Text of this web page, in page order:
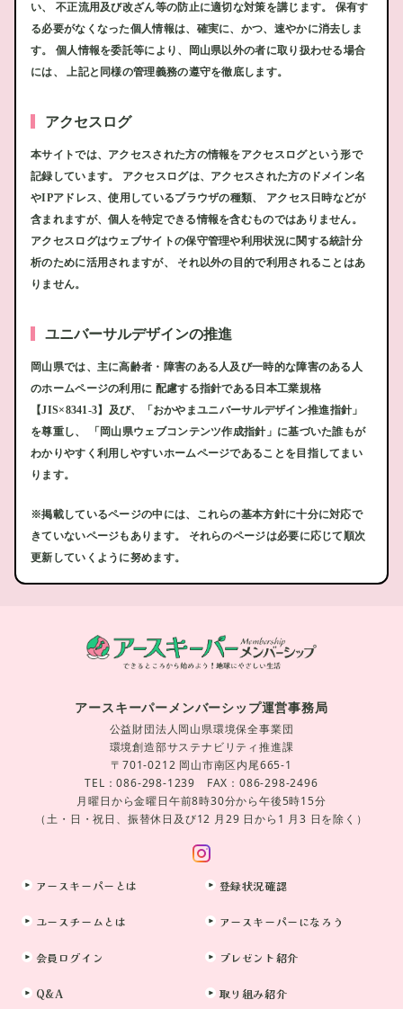
い、 不正流用及び改ざん等の防止に適切な対策を講じます。 保有す
る必要がなくなった個人情報は、確実に、かつ、速やかに消去しま
す。 個人情報を委託等により、岡山県以外の者に取り扱わせる場合
には、 上記と同様の管理義務の遵守を徹底します。
アクセスログ
本サイトでは、アクセスされた方の情報をアクセスログという形で
記録しています。 アクセスログは、アクセスされた方のドメイン名
やIPアドレス、使用しているブラウザの種類、 アクセス日時などが
含まれますが、個人を特定できる情報を含むものではありません。
アクセスログはウェブサイトの保守管理や利用状況に関する統計分
析のために活用されますが、 それ以外の目的で利用されることはあ
りません。
ユニバーサルデザインの推進
岡山県では、主に高齢者・障害のある人及び一時的な障害のある人
のホームページの利用に 配慮する指針である日本工業規格
【JIS×8341-3】及び、「おかやまユニバーサルデザイン推進指針」
を尊重し、 「岡山県ウェブコンテンツ作成指針」に基づいた誰もが
わかりやすく利用しやすいホームページであることを目指してまい
ります。
※掲載しているページの中には、これらの基本方針に十分に対応で
きていないページもあります。 それらのページは必要に応じて順次
更新していくように努めます。
アースキーパーメンバーシップ運営事務局
公益財団法人岡山県環境保全事業団
環境創造部サステナビリティ推進課
〒701-0212 岡山市南区内尾665-1
TEL：086-298-1239 FAX：086-298-2496
月曜日から金曜日午前8時30分から午後5時15分
（土・日・祝日、振替休日及び12 月29 日から1 月3 日を除く）
アースキーパーとは 登録状況確認
ユースチームとは アースキーパーになろう
会員ログイン プレゼント紹介
Q&A 取り組み紹介